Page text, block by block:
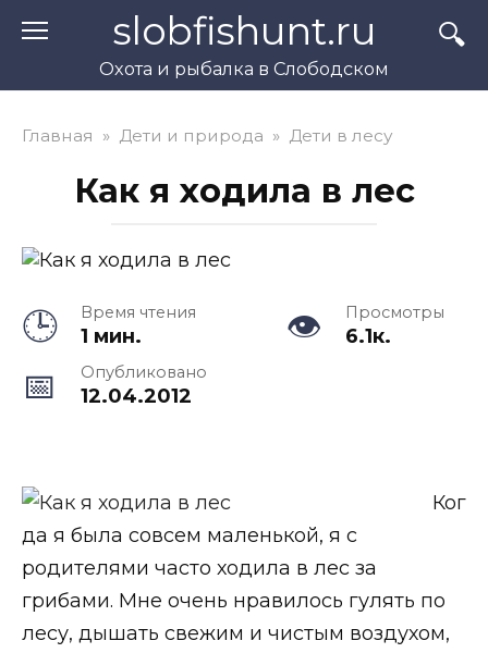
slobfishunt.ru
Охота и рыбалка в Слободском
Главная » Дети и природа » Дети в лесу
Как я ходила в лес
Время чтения
1 мин.
Просмотры
6.1к.
Опубликовано
12.04.2012
Ког
да я была совсем маленькой, я с
родителями часто ходила в лес за
грибами. Мне очень нравилось гулять по
лесу, дышать свежим и чистым воздухом,